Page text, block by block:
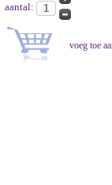
aantal: